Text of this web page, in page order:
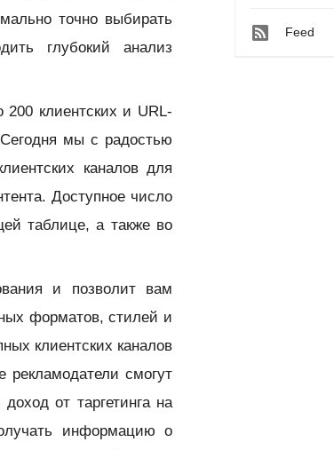
точно выбирать
глубокий анализ
клиентских и URL-
мы с радостью
каналов для
. Доступное число
таблице, а также во
и позволит вам
форматов, стилей и
клиентских каналов
смогут
от таргетинга на
информацию о
Feed